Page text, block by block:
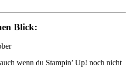
Blick:
wenn du Stampin’ Up! noch nicht